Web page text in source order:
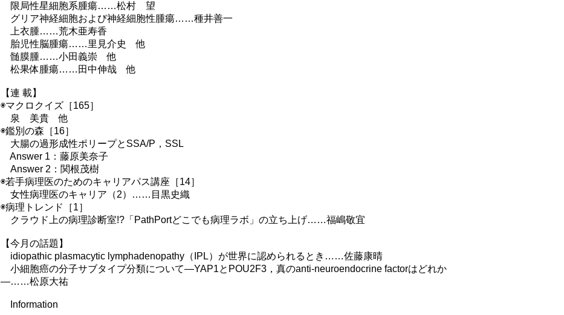
限局性星細胞系腫瘍……松村 望
グリア神経細胞および神経細胞性腫瘍……種井善一
上衣腫……荒木亜寿香
胎児性脳腫瘍……里見介史 他
髄膜腫……小田義崇 他
松果体腫瘍……田中伸哉 他
【連 載】
◉マクロクイズ［165］
泉 美貴 他
◉鑑別の森［16］
大腸の過形成性ポリープとSSA/P，SSL
Answer 1：藤原美奈子
Answer 2：関根茂樹
◉若手病理医のためのキャリアパス講座［14］
女性病理医のキャリア（2）……目黒史織
◉病理トレンド［1］
クラウド上の病理診断室!?「PathPortどこでも病理ラボ」の立ち上げ……福嶋敬宜
【今月の話題】
idiopathic plasmacytic lymphadenopathy（IPL）が世界に認められるとき……佐藤康晴
小細胞癌の分子サブタイプ分類について―YAP1とPOU2F3，真のanti-neuroendocrine factorはどれか
―……松原大祐
Information